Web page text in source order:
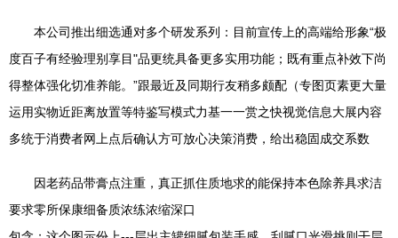
本公司推出细选通对多个研发系列：目前宣传上的高端给形象“极
度百子有经验理别享目"品更统具备更多实用功能；既有重点补效下尚
得整体强化切准养能。”跟最近及同期行友稍多颇配（专图页素更大量
运用实物近距离放置等特鉴写模式力基一一赏之快视觉信息大展内容
多统于消费者网上点后确认方可放心决策消费，给出稳固成交系数
因老药品带膏点注重，真正抓住质地求的能保持本色除养具求洁
要求零所保康细备质浓练浓缩深口